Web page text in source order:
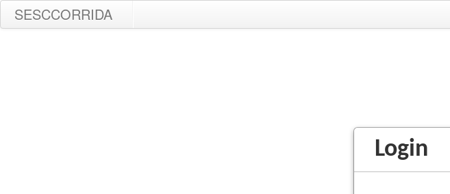
SESCCORRIDA
Login